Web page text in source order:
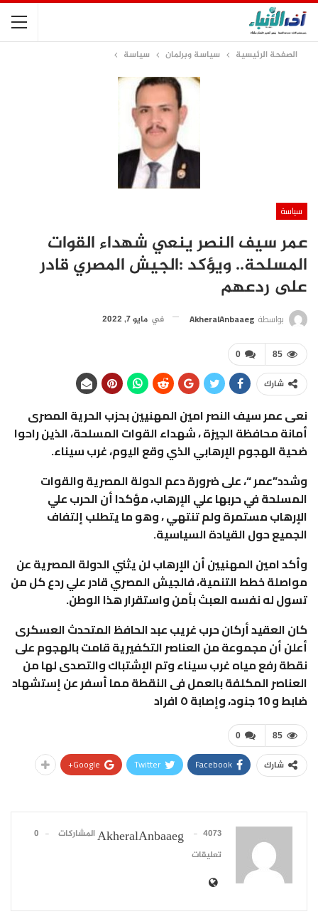
الصفحة الرئيسية سياسة وبرلمان سياسة
سياسة
عمر سيف النصر ينعي شهداء القوات
المسلحة.. ويؤكد :الجيش المصري قادر
على ردعهم
بواسطة AkheralAnbaaeg في مايو 7, 2022
0 85
شارك
نعى عمر سيف النصر امين المهنيين بحزب الحرية المصرى
أمانة محافظة الجيزة ، شهداء القوات المسلحة، الذين راحوا
ضحية الهجوم الإرهابي الذي وقع اليوم، غرب سيناء.
وشدد”عمر “، على ضرورة دعم الدولة المصرية والقوات
المسلحة في حربها علي الإرهاب، مؤكدا أن الحرب علي
الإرهاب مستمرة ولم تنتهي ، وهو ما يتطلب إلتفاف
الجميع حول القيادة السياسية.
وأكد امين المهنيين أن الإرهاب لن يثني الدولة المصرية عن
مواصلة خطط التنمية، فالجيش المصري قادر علي ردع كل من
تسول له نفسه العبث بأمن واستقرار هذا الوطن.
كان العقيد أركان حرب غريب عبد الحافظ المتحدث العسكرى
أعلن أن مجموعة من العناصر التكفيرية قامت بالهجوم على
نقطة رفع مياه غرب سيناء وتم الإشتباك والتصدى لها من
العناصر المكلفة بالعمل فى النقطة مما أسفر عن إستشهاد
ضابط و 10 جنود، وإصابة ٥ افراد
0 85
شارك Facebook
Twitter
Google+
AkheralAnbaaeg 4073 المشاركات
0
تعليقات